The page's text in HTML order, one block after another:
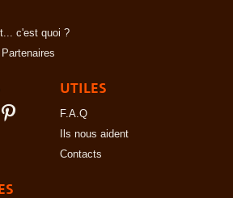
c'est quoi ?
UTILES
F.A.Q
Ils nous aident
Contacts